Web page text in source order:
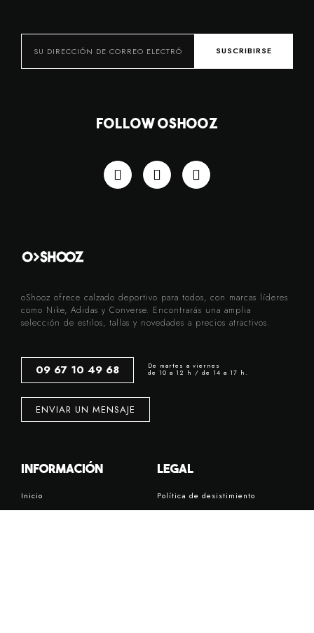
SUSCRIBIRSE
Follow OSHOOZ
oShooz ofrece calzado deportivo para todos, con marcas líderes
como Nike, Adidas y Converse. Encontrarás una amplia
selección de estilos, tallas y novedades a precios atractivos.
09 67 10 49 68 De martes a viernes
de 10 a 12 h / de 14 a 17 h.
ENVIAR UN MENSAJE
Información
Inicio
Novedades
Legal
Política de desistimiento
Condiciones generales de venta